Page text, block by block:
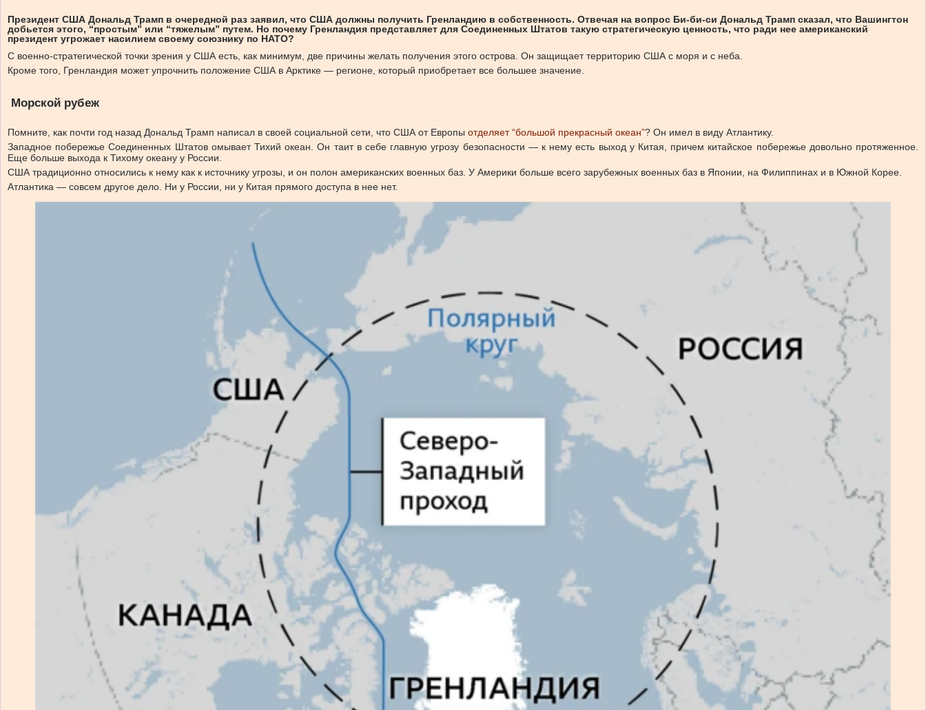
Президент США Дональд Трамп в очередной раз заявил, что США должны получить Гренландию в собственность. Отвечая на вопрос Би-би-си Дональд Трамп сказал, что Вашингтон
добьется этого, “простым” или “тяжелым” путем. Но почему Гренландия представляет для Соединенных Штатов такую стратегическую ценность, что ради нее американский
президент угрожает насилием своему союзнику по НАТО?
С военно-стратегической точки зрения у США есть, как минимум, две причины желать получения этого острова. Он защищает территорию США с моря и с неба.
Кроме того, Гренландия может упрочнить положение США в Арктике — регионе, который приобретает все большее значение.
Морской рубеж
Помните, как почти год назад Дональд Трамп написал в своей социальной сети, что США от Европы отделяет “большой прекрасный океан”? Он имел в виду Атлантику.
Западное побережье Соединенных Штатов омывает Тихий океан. Он таит в себе главную угрозу безопасности — к нему есть выход у Китая, причем китайское побережье довольно протяженное.
Еще больше выхода к Тихому океану у России.
США традиционно относились к нему как к источнику угрозы, и он полон американских военных баз. У Америки больше всего зарубежных военных баз в Японии, на Филиппинах и в Южной Корее.
Атлантика — совсем другое дело. Ни у России, ни у Китая прямого доступа в нее нет.